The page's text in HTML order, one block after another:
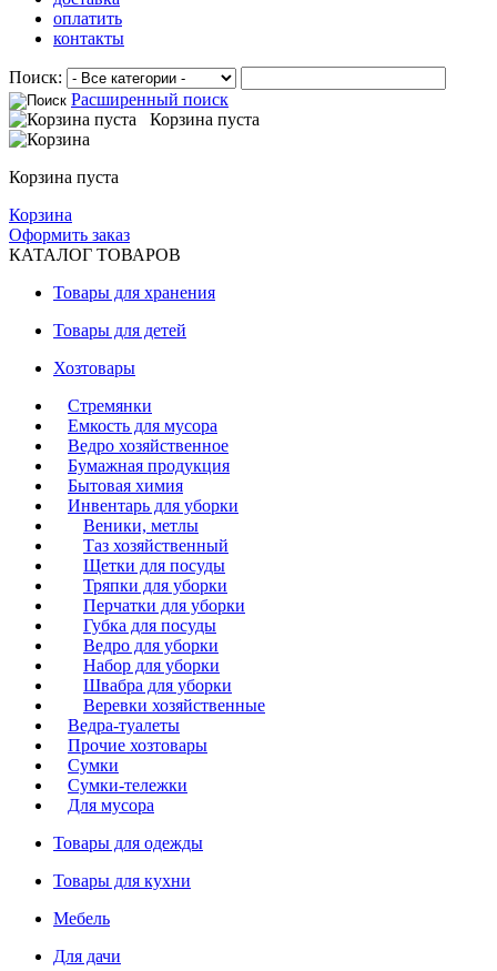
оплатить
контакты
Поиск:
Расширенный поиск
Корзина пуста
Корзина пуста
Корзина
Оформить заказ
КАТАЛОГ ТОВАРОВ
Товары для хранения
Товары для детей
Хозтовары
Стремянки
Емкость для мусора
Ведро хозяйственное
Бумажная продукция
Бытовая химия
Инвентарь для уборки
Веники, метлы
Таз хозяйственный
Щетки для посуды
Тряпки для уборки
Перчатки для уборки
Губка для посуды
Ведро для уборки
Набор для уборки
Швабра для уборки
Веревки хозяйственные
Ведра-туалеты
Прочие хозтовары
Сумки
Сумки-тележки
Для мусора
Товары для одежды
Товары для кухни
Мебель
Для дачи